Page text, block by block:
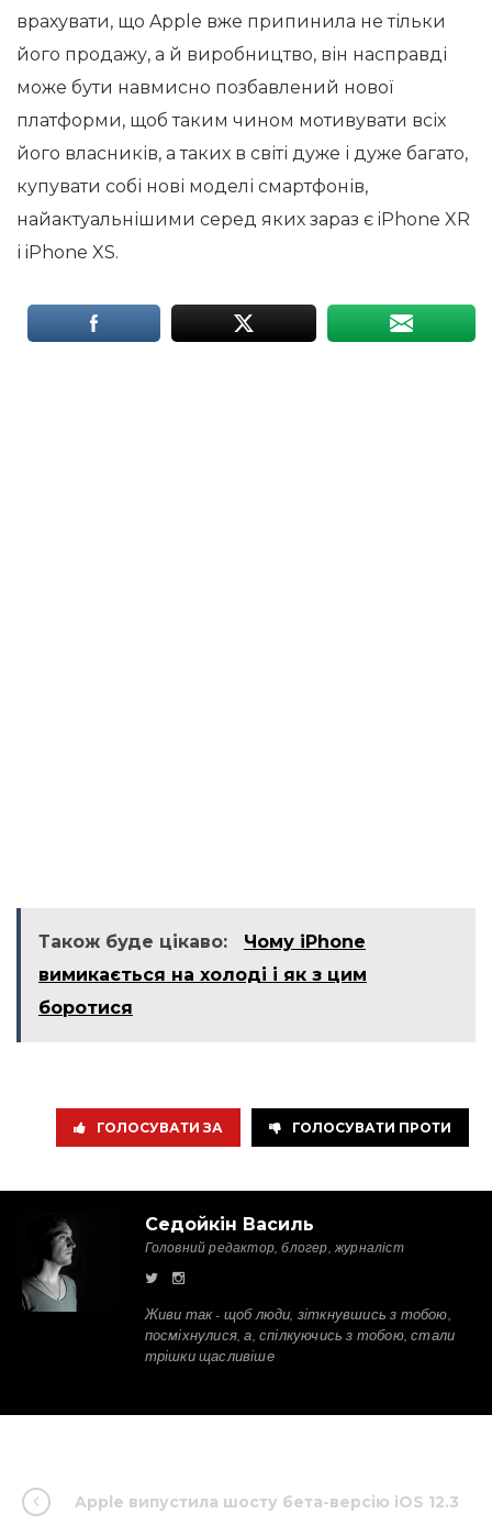
врахувати, що Apple вже припинила не тільки
його продажу, а й виробництво, він насправді
може бути навмисно позбавлений нової
платформи, щоб таким чином мотивувати всіх
його власників, а таких в світі дуже і дуже багато,
купувати собі нові моделі смартфонів,
найактуальнішими серед яких зараз є iPhone XR
і iPhone XS.
Також буде цікаво:
Чому iPhone
вимикається на холоді і як з цим
боротися
ГОЛОСУВАТИ ЗА ГОЛОСУВАТИ ПРОТИ
Седойкін Василь
Головний редактор, блогер, журналіст
Живи так - щоб люди, зіткнувшись з тобою,
посміхнулися, а, спілкуючись з тобою, стали
трішки щасливіше
Apple випустила шосту бета-версію iOS 12.3